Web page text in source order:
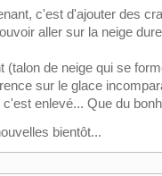
c'est d'ajouter des
aller sur la neige
(talon de neige qui se
sur le glace
enlevé... Que du
bientôt...